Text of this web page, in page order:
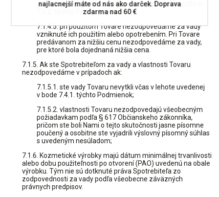
najlacnejší máte od nás ako darček. Doprava
zdarma nad 60 €
7.1.4.4.ak ste skryté vady Tovaru nevytkli včas podľa čl.
7.3.2. týchto Podmienok;
7.1.4.5. pri použitom Tovare nezodpovedáme za vady
vzniknuté ich použitím alebo opotrebením. Pri Tovare
predávanom za nižšiu cenu nezodpovedáme za vady,
pre ktoré bola dojednaná nižšia cena.
7.1.5. Ak ste Spotrebiteľom za vady a vlastnosti Tovaru
nezodpovedáme v prípadoch ak:
7.1.5.1. ste vady Tovaru nevytkli včas v lehote uvedenej
v bode 7.4.1. týchto Podmienok;
7.1.5.2. vlastnosti Tovaru nezodpovedajú všeobecným
požiadavkam podľa § 617 Občianskeho zákonníka,
pričom ste boli Nami o tejto skutočnosti jasne písomne
poučený a osobitne ste vyjadrili výslovný písomný súhlas
s uvedeným nesúladom;
7.1.6. Kozmetické výrobky majú dátum minimálnej trvanlivosti
alebo dobu použiteľnosti po otvorení (PAO) uvedenú na obale
výrobku. Tým nie sú dotknuté práva Spotrebiteľa zo
zodpovednosti za vady podľa všeobecne záväzných
právnych predpisov.